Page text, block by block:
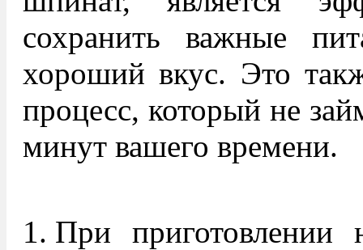
сохранить важные
хороший вкус. Это
процесс, который не
минут вашего времени.
При